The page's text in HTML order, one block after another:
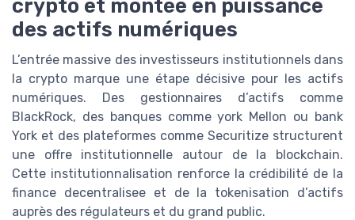
crypto et montée en puissance
des actifs numériques
L’entrée massive des investisseurs institutionnels dans
la crypto marque une étape décisive pour les actifs
numériques. Des gestionnaires d’actifs comme
BlackRock, des banques comme york Mellon ou bank
York et des plateformes comme Securitize structurent
une offre institutionnelle autour de la blockchain.
Cette institutionnalisation renforce la crédibilité de la
finance decentralisee et de la tokenisation d’actifs
auprès des régulateurs et du grand public.